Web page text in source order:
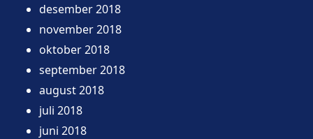
desember 2018
november 2018
oktober 2018
september 2018
august 2018
juli 2018
juni 2018